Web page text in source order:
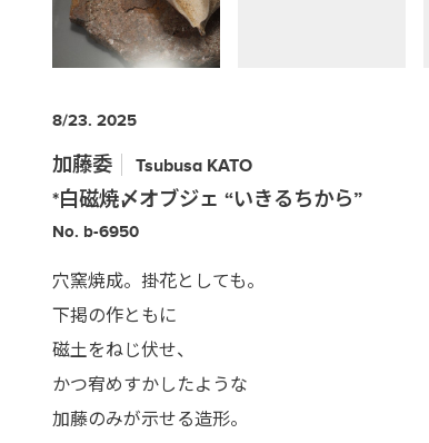
8/23. 2025
加藤委 Tsubusa KATO
*白磁焼〆オブジェ “いきるちから”
No. b-6950
穴窯焼成。掛花としても。
下掲の作ともに
磁土をねじ伏せ、
かつ宥めすかしたような
加藤のみが示せる造形。